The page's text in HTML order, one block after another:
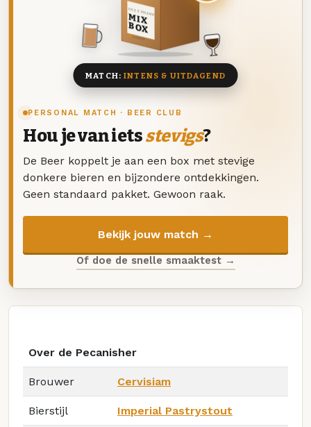
PERSONAL MATCH · BEER CLUB
Hou je van ietsstevigs?
De Beer koppelt je aan een box met stevige
donkere bieren en bijzondere ontdekkingen.
Geen standaard pakket. Gewoon raak.
Bekijk jouw match →
Of doe de snelle smaaktest →
DEZE MAAND
MIX
BOX
8 BIEREN
MATCH:INTENS & UITDAGEND
Over de Pecanisher
Brouwer Cervisiam
Bierstijl Imperial Pastrystout